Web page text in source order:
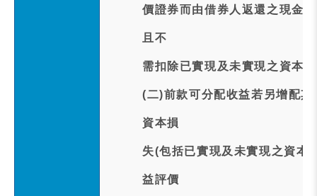
價證券而由借券人返還之現金
且不
需扣除已實現及未實現之資本
(二)前款可分配收益若另增配
資本損
失(包括已實現及未實現之資本
益評價